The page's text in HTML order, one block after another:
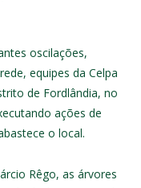
oscilações,
equipes da Celpa
de Fordlândia, no
ações de
o local.
Rêgo, as árvores